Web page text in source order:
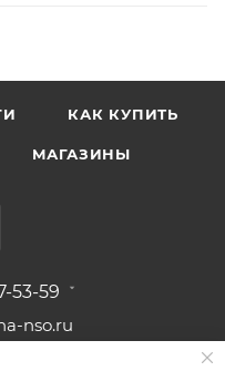
КАК КУПИТЬ
МАГАЗИНЫ
53-59
nso.ru
26/1